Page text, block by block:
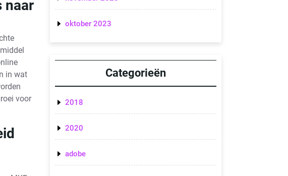
naar
in wat
voor
oktober 2023
Categorieën
2018
2020
adobe